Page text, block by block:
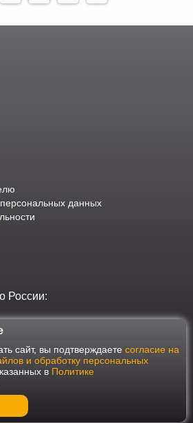
данных
России:
в соответствии с требованиями
июля 2006 года №152-ФЗ "О персональных
на сайте Мебеласка возможно только при
Ваших персональных данных. Для
его взаимодействия с пользователями мы
Продолжая пользоваться сайтом, вы
с использованием cookie.
сайт, вы подтверждаете согласие на
и обработку персональных
в Политике